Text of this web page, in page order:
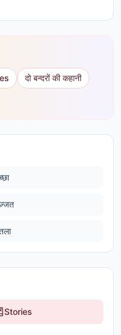
दो बन्दरों की कहानी
Stories